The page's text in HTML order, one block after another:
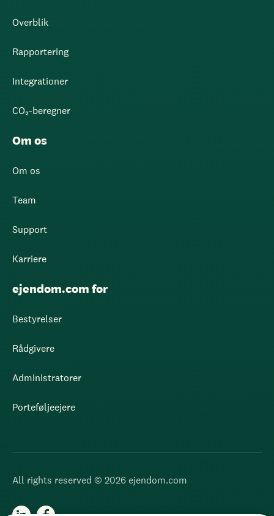
Overblik
Rapportering
Integrationer
CO₂-beregner
Om os
Om os
Team
Support
Karriere
ejendom.com for
Bestyrelser
Rådgivere
Administratorer
Porteføljeejere
All rights reserved © 2026 ejendom.com